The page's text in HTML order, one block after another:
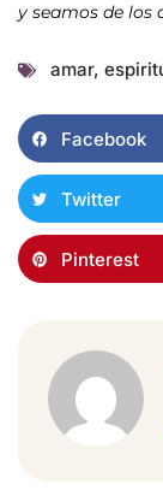
y seamos de los
amar,
Facebook
Twitter
Pinterest